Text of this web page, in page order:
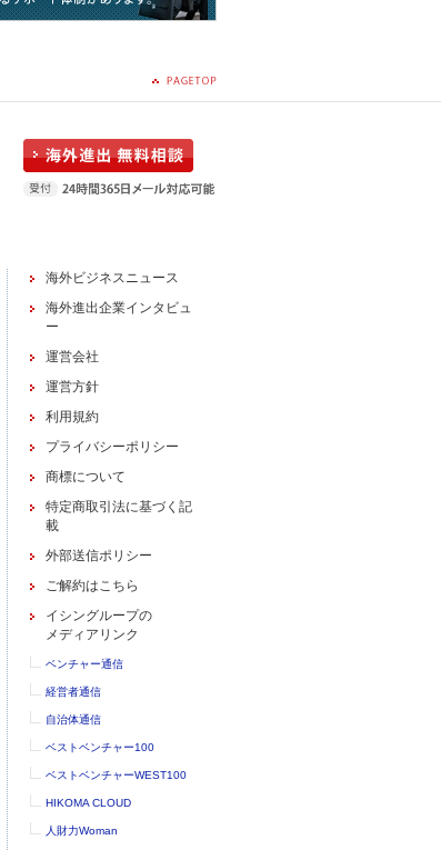
海外ビジネスニュース
海外進出企業インタビュ
ー
運営会社
運営方針
利用規約
プライバシーポリシー
商標について
特定商取引法に基づく記
載
外部送信ポリシー
ご解約はこちら
イシングループの
メディアリンク
ベンチャー通信
経営者通信
自治体通信
ベストベンチャー100
ベストベンチャーWEST100
HIKOMA CLOUD
人財力Woman